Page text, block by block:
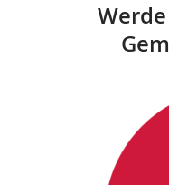
KURSPLAN
WELLNESS